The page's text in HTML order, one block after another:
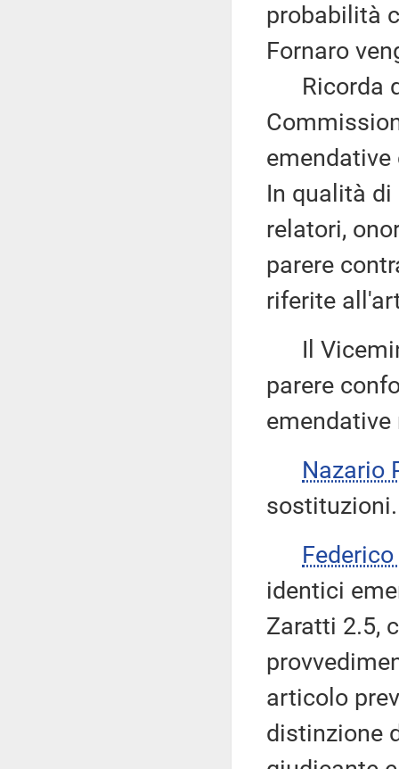
probabilità
Fornaro
Ricorda
In qualità di
relatori,
parere
riferite
Il
parere
Nazario
sostituzioni.
identici
Zaratti 2.5,
articolo
distinzione